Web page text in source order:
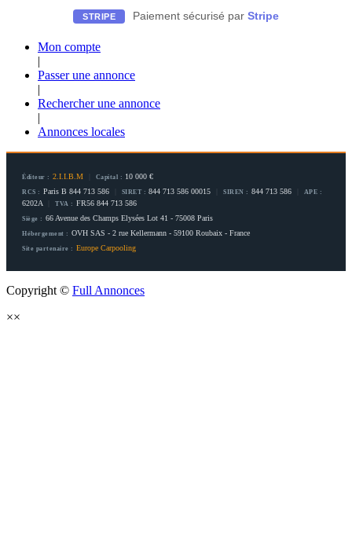
STRIPE Paiement sécurisé par Stripe
Mon compte
|
Passer une annonce
|
Rechercher une annonce
|
Annonces locales
Éditeur : 2.I.I.B.M Capital : 10 000 €
RCS : Paris B 844 713 586 SIRET : 844 713 586 00015 SIREN : 844 713 586 APE :
6202A TVA : FR56 844 713 586
Siège : 66 Avenue des Champs Elysées Lot 41 - 75008 Paris
Hébergement : OVH SAS - 2 rue Kellermann - 59100 Roubaix - France
Site partenaire : Europe Carpooling
Copyright © Full Annonces
××